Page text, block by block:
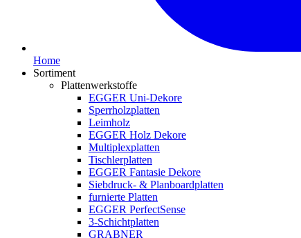
Home
Sortiment
Plattenwerkstoffe
EGGER Uni-Dekore
Sperrholzplatten
Leimholz
EGGER Holz Dekore
Multiplexplatten
Tischlerplatten
EGGER Fantasie Dekore
Siebdruck- & Planboardplatten
furnierte Platten
EGGER PerfectSense
3-Schichtplatten
GRABNER